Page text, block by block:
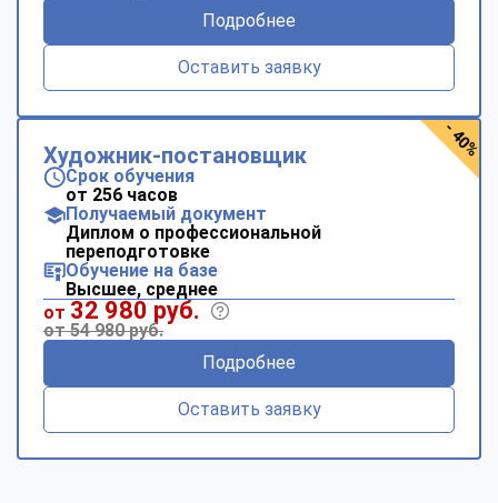
Подробнее
Оставить заявку
Художник-постановщик
Срок обучения
от 256 часов
Получаемый документ
Диплом о профессиональной
переподготовке
Обучение на базе
Высшее, среднее
от 32 980 руб.
от 54 980 руб.
Подробнее
Оставить заявку
- 40%